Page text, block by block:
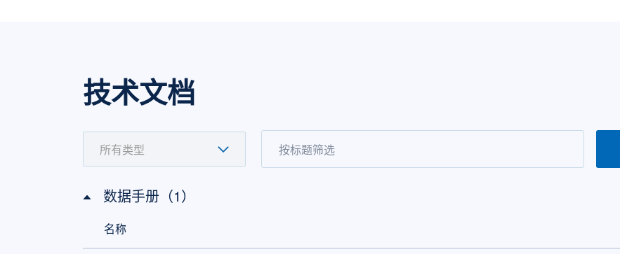
技术文档
数据手册（1）
名称